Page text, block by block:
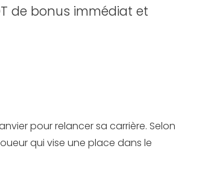
de bonus immédiat et
pour relancer sa carrière. Selon
qui vise une place dans le